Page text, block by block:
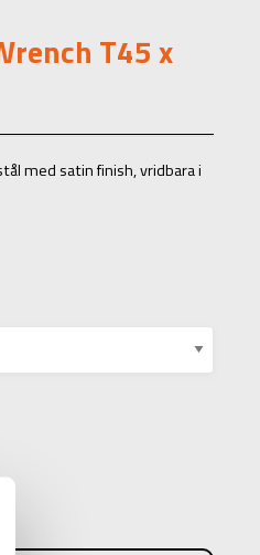
T45 x
med satin finish, vridbara i